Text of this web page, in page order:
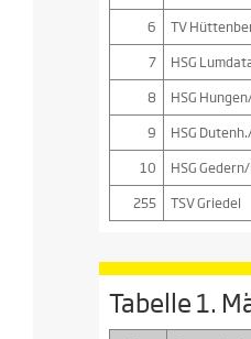
6
TV
7
HSG
8
HSG
9
HSG
10
HSG
255
TSV Griedel
Tabelle 1.